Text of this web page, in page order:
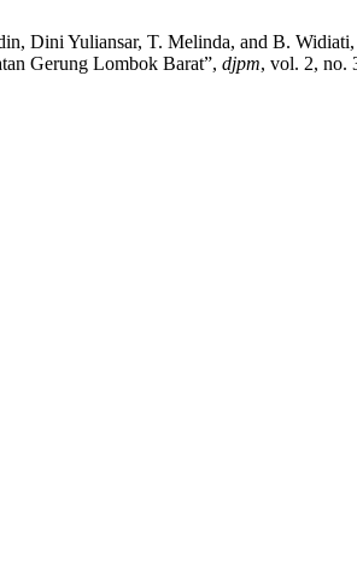
Dini Yuliansar, T. Melinda, and B.
Gerung Lombok Barat”, djpm, vol. 2, no.